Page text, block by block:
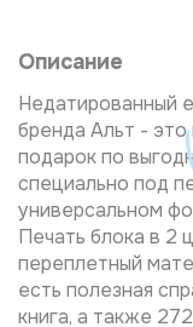
Описание
Недатированный
бренда Альт - это
подарок по
специально под
универсальном
Печать блока в 2
переплетный
есть полезная
книга, а также